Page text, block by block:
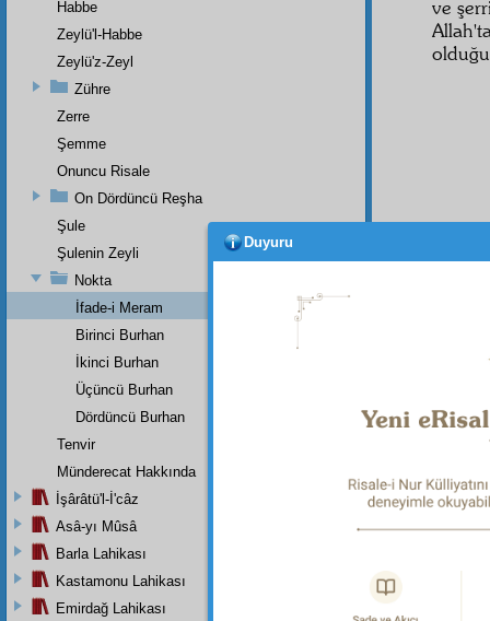
ve
Habbe
Zeylü'l-Habbe
Zeylü'z-Zeyl
Zühre
Zerre
Şemme
Onuncu Risale
On Dördüncü Reşha
Şule
Şulenin Zeyli
Nokta
İfade-i Meram
Birinci Burhan
İkinci Burhan
Üçüncü Burhan
Dördüncü Burhan
Tenvir
Münderecat Hakkında
İşârâtü'l-İ'câz
Asâ-yı Mûsâ
Barla Lahikası
Kastamonu Lahikası
Emirdağ Lahikası
Duyuru